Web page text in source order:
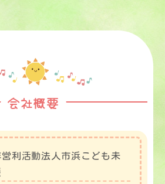
会社概要
利活動法人市浜こども未